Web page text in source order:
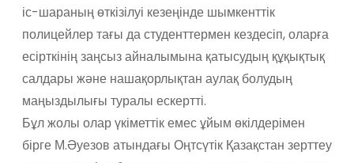
іс-шараның өткізілуі кезеңінде шымкенттік
полицейлер тағы да студенттермен кездесіп, оларға
есірткінің заңсыз айналымына қатысудың құқықтық
салдары және нашақорлықтан аулақ болудың
маңыздылығы туралы ескертті.
​Бұл жолы олар үкіметтік емес ұйым өкілдерімен
бірге М.Әуезов атындағы Оңтсүтік Қазақстан зерттеу